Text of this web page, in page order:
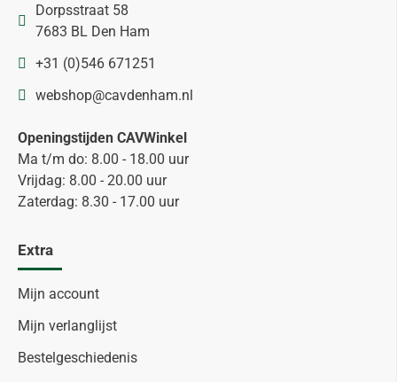
Dorpsstraat 58
7683 BL Den Ham
+31 (0)546 671251
webshop@cavdenham.nl
Openingstijden CAVWinkel
Ma t/m do: 8.00 - 18.00 uur
Vrijdag: 8.00 - 20.00 uur
Zaterdag: 8.30 - 17.00 uur
Extra
Mijn account
Mijn verlanglijst
Bestelgeschiedenis